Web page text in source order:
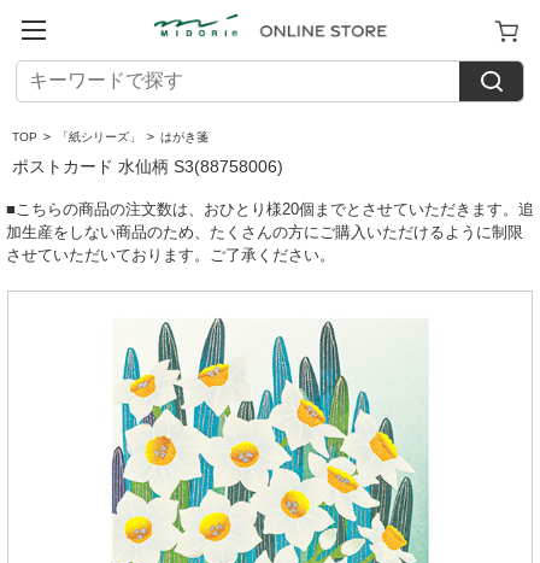
TOP > 「紙シリーズ」 > はがき箋
ポストカード 水仙柄 S3(88758006)
■こちらの商品の注文数は、おひとり様20個までとさせていただきます。追
加生産をしない商品のため、たくさんの方にご購入いただけるように制限
させていただいております。ご了承ください。